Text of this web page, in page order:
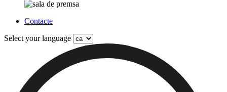
Contacte
Select your language